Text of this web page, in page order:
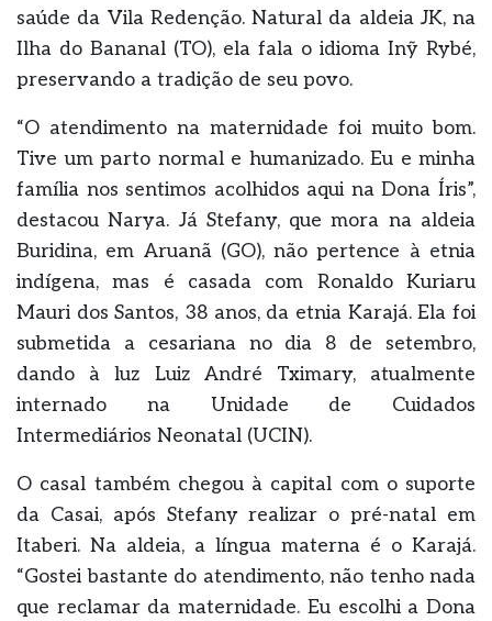
saúde da Vila Redenção. Natural da aldeia JK, na
Ilha do Bananal (TO), ela fala o idioma Inỹ Rybé,
preservando a tradição de seu povo.
“O atendimento na maternidade foi muito bom.
Tive um parto normal e humanizado. Eu e minha
família nos sentimos acolhidos aqui na Dona Íris”,
destacou Narya. Já Stefany, que mora na aldeia
Buridina, em Aruanã (GO), não pertence à etnia
indígena, mas é casada com Ronaldo Kuriaru
Mauri dos Santos, 38 anos, da etnia Karajá. Ela foi
submetida a cesariana no dia 8 de setembro,
dando à luz Luiz André Tximary, atualmente
internado na Unidade de Cuidados
Intermediários Neonatal (UCIN).
O casal também chegou à capital com o suporte
da Casai, após Stefany realizar o pré-natal em
Itaberi. Na aldeia, a língua materna é o Karajá.
“Gostei bastante do atendimento, não tenho nada
que reclamar da maternidade. Eu escolhi a Dona